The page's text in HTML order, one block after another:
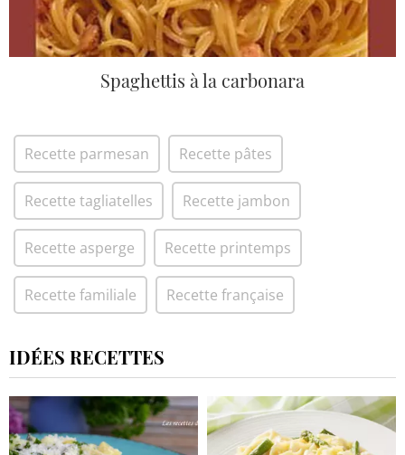
Spaghettis à la carbonara
Recette parmesan Recette pâtes
Recette tagliatelles Recette jambon
Recette asperge Recette printemps
Recette familiale Recette française
IDÉES RECETTES